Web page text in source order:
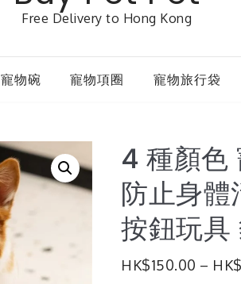
Free Delivery to Hong Kong
寵物碗 寵物項圈 寵物旅行袋
4 種顏色
防止身體
按鈕玩具
HK$150.00 – HK$